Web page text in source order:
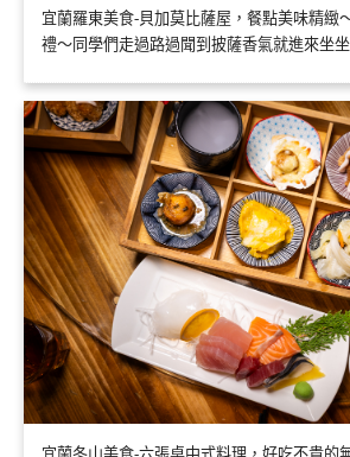
宜蘭羅東美食-貝加莫比薩屋，餐點美味精緻
禮～同學們走過路過聞到披薩香氣就進來坐